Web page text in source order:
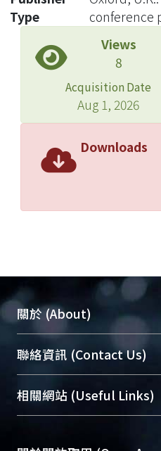
Type
conference
Views
8
Acquisition Date
Aug 1, 2026
Downloads
關於 (About)
臺大位居世界頂尖大學
展現本校豐碩的研究成
機構典藏（NTUR）與學
台，成為臺大學術典藏
成果。
聯絡資訊 (Contact Us)
總館學科館員(Main Library)
醫學圖書館學科館員
相關網站 (Useful Links)